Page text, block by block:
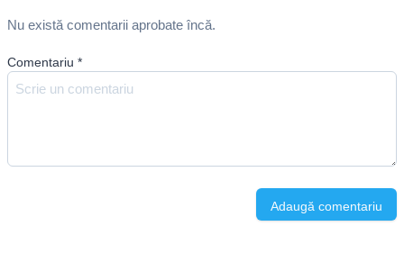
Nu există comentarii aprobate încă.
Comentariu *
Adaugă comentariu